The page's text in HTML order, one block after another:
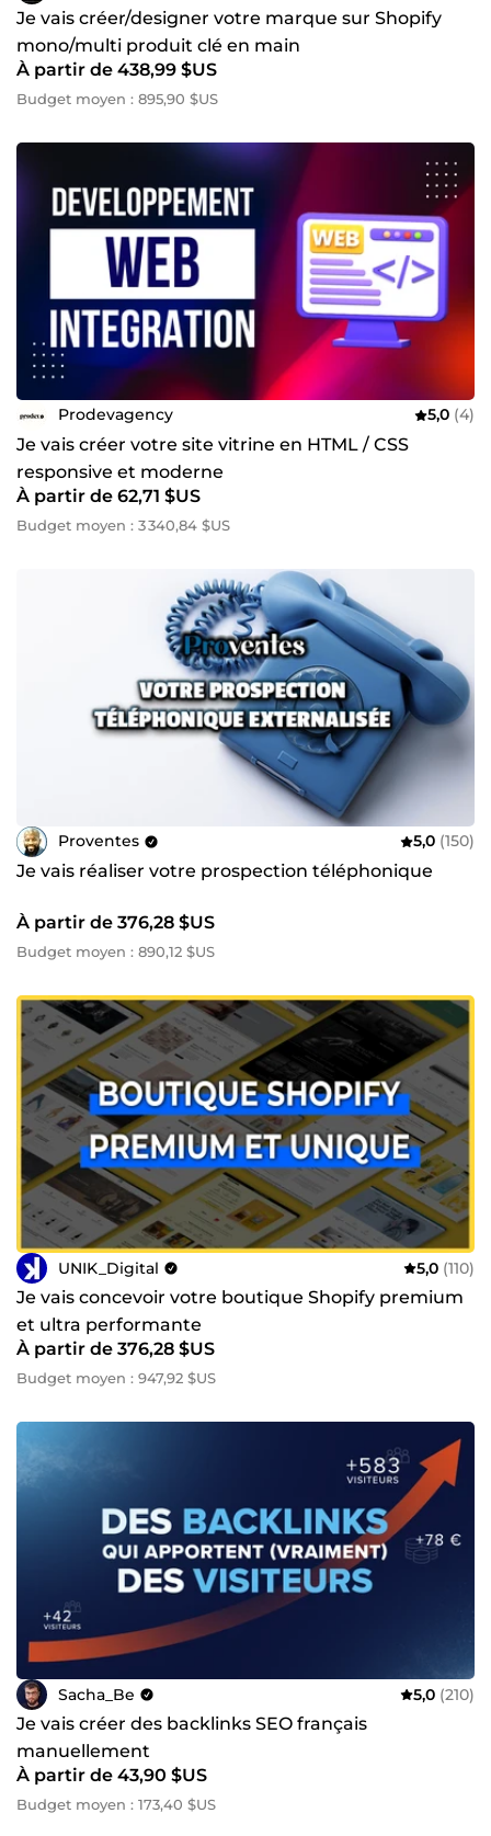
Je vais créer/designer votre marque sur Shopify
mono/multi produit clé en main
À partir de 438,99 $US
Budget moyen : 895,90 $US
Prodevagency 5,0 (4)
Je vais créer votre site vitrine en HTML / CSS
responsive et moderne
À partir de 62,71 $US
Budget moyen : 3 340,84 $US
Proventes 5,0 (150)
Je vais réaliser votre prospection téléphonique
À partir de 376,28 $US
Budget moyen : 890,12 $US
UNIK_Digital 5,0 (110)
Je vais concevoir votre boutique Shopify premium
et ultra performante
À partir de 376,28 $US
Budget moyen : 947,92 $US
Sacha_Be 5,0 (210)
Je vais créer des backlinks SEO français
manuellement
À partir de 43,90 $US
Budget moyen : 173,40 $US